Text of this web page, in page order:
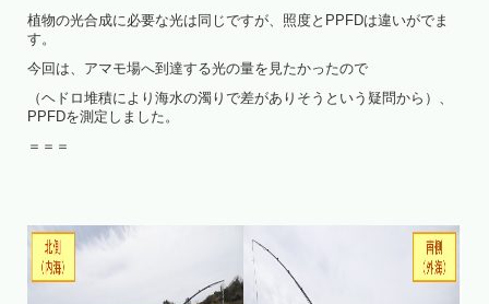
植物の光合成に必要な光は同じですが、照度とPPFDは違いがでま
す。
今回は、アマモ場へ到達する光の量を見たかったので
（ヘドロ堆積により海水の濁りで差がありそうという疑問から）、
PPFDを測定しました。
＝＝＝